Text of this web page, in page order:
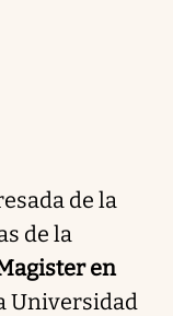
de la
de la
en
Universidad